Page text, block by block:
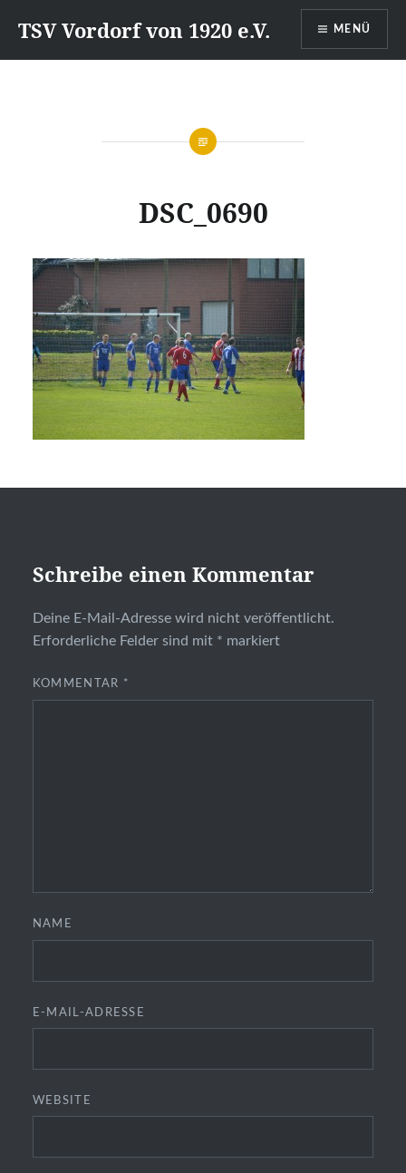
zumTSV Vordorf von 1920 e.V. MENÜ
DSC_0690
Schreibe einen Kommentar
Deine E-Mail-Adresse wird nicht veröffentlicht.
Erforderliche Felder sind mit * markiert
KOMMENTAR *
NAME
E-MAIL-ADRESSE
WEBSITE